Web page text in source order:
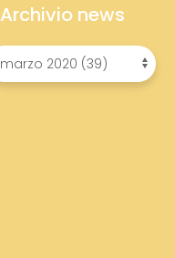
Archivio news